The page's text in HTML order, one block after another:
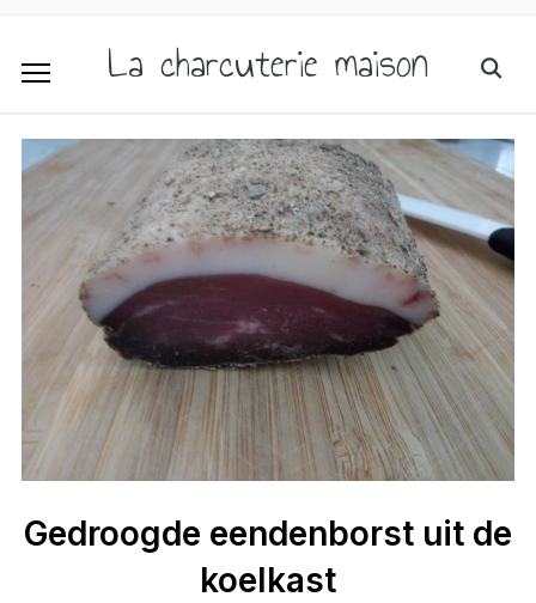
La charcuterie maison
Gedroogde eendenborst uit de
koelkast